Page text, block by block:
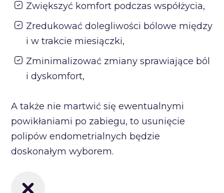
Zwiększyć komfort podczas współżycia,
Zredukować dolegliwości bólowe między
i w trakcie miesiączki,
Zminimalizować zmiany sprawiające ból
i dyskomfort,
A także nie martwić się ewentualnymi
powikłaniami po zabiegu, to usunięcie
polipów endometrialnych będzie
doskonałym wyborem.